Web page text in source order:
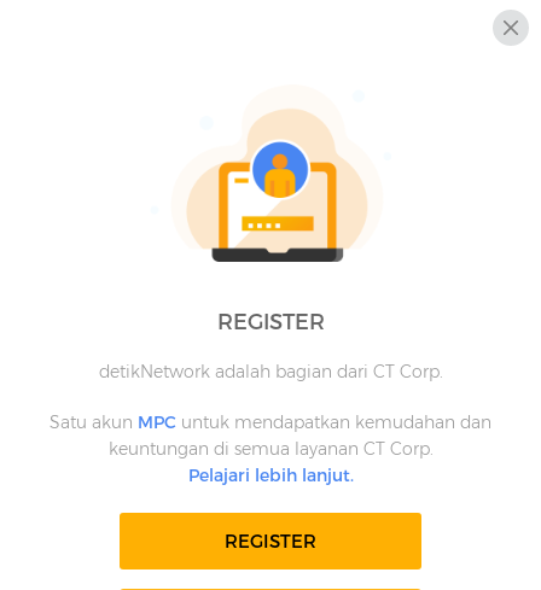
REGISTER
detikNetwork adalah bagian dari CT Corp.
Satu akun MPC untuk mendapatkan kemudahan dan
keuntungan di semua layanan CT Corp.
Pelajari lebih lanjut.
REGISTER